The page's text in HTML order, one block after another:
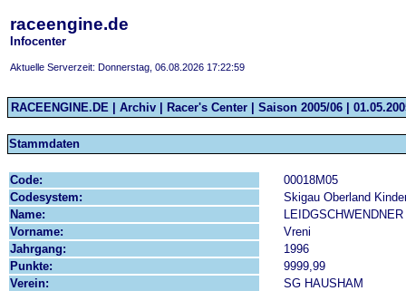
raceengine.de
Infocenter
Aktuelle Serverzeit: Donnerstag, 06.08.2026 17:22:59
RACEENGINE.DE | Archiv | Racer's Center | Saison 2005/06 |
Stammdaten
Code:
00018M05
Codesystem:
Skigau Oberland
Name:
LEIDGSCHWENDNER
Vorname:
Vreni
Jahrgang:
1996
Punkte:
9999,99
Verein:
SG HAUSHAM